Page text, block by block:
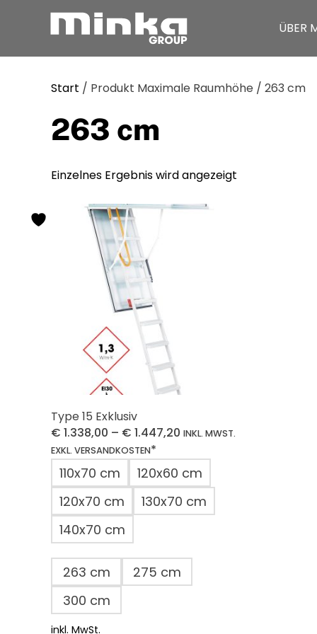
Zum Inhalt springen ÜBER
Start / Produkt Maximale Raumhöhe / 263 cm
263 cm
Einzelnes Ergebnis wird angezeigt
Type 15 Exklusiv
€ 1.338,00 – € 1.447,20 INKL. MWST.
EXKL. VERSANDKOSTEN*
110x70 cm
120x60 cm
120x70 cm
130x70 cm
140x70 cm
263 cm
275 cm
300 cm
inkl. MwSt.